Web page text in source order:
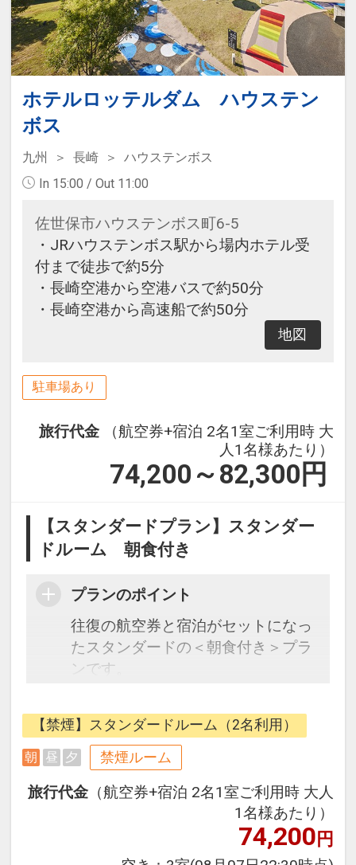
ホテルロッテルダム ハウステン
ボス
九州 長崎
ハウステンボス
In 15:00 / Out 11:00
佐世保市ハウステンボス町6-5
・JRハウステンボス駅から場内ホテル受
付まで徒歩で約5分
・長崎空港から空港バスで約50分
・長崎空港から高速船で約50分
地図
駐車場あり
旅行代金
（航空券+宿泊 2名1室ご利用時 大
人1名様あたり）
74,200～82,300 円
【スタンダードプラン】スタンダー
ドルーム 朝食付き
プランのポイント
往復の航空券と宿泊がセットになっ
たスタンダードの＜朝食付き＞プラ
ンです。
【ホテルの魅力】
■オフィシャルホテルの中でも比較
的リーズナブルな人気のホテルで
す。
■アーリーパークイン対応。一般の
お客様より1時間早く園内へ入場で
【禁煙】スタンダードルーム（2名利用）
朝 昼 夕 禁煙ルーム
旅行代金 （航空券+宿泊 2名1室ご利用時 大人
1名様あたり）
74,200円